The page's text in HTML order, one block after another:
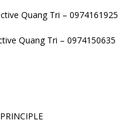
Quang Tri – 0974161925
Quang Tri – 0974150635